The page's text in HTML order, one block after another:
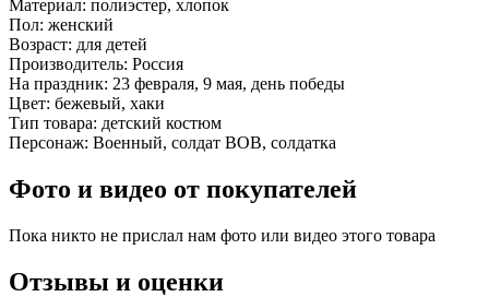
Материал: полиэстер, хлопок
Пол: женский
Возраст: для детей
Производитель: Россия
На праздник: 23 февраля, 9 мая, день победы
Цвет: бежевый, хаки
Тип товара: детский костюм
Персонаж: Военный, солдат ВОВ, солдатка
Фото и видео от покупателей
Пока никто не прислал нам фото или видео этого товара
Отзывы и оценки